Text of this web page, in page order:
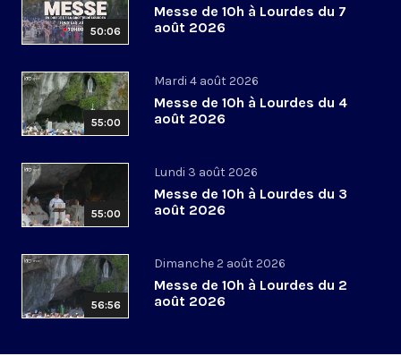
50:06
Messe de 10h à Lourdes du 7
août 2026
55:00
Mardi 4 août 2026
Messe de 10h à Lourdes du 4
août 2026
55:00
Lundi 3 août 2026
Messe de 10h à Lourdes du 3
août 2026
56:56
Dimanche 2 août 2026
Messe de 10h à Lourdes du 2
août 2026